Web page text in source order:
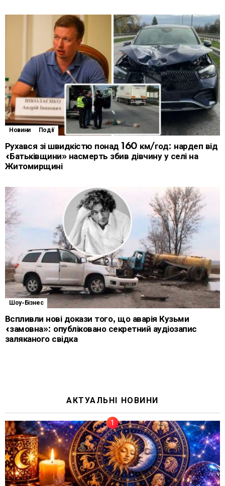
Новини Події
Рухався зі швидкістю понад 160 км/год: нардеп від
«Батьківщини» насмерть збив дівчину у селі на
Житомирщині
Шоу-Бізнес
Вспливли нові докази того, що аварія Кузьми
«замовна»: опубліковано секретний аудіозапис
заляканого свідка
АКТУАЛЬНІ НОВИНИ